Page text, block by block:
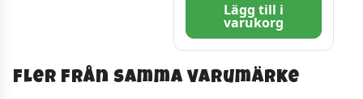
Lägg till i
varukorg
Fler från samma varumärke